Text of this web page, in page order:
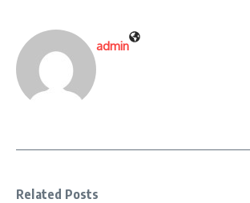
admin
Related Posts